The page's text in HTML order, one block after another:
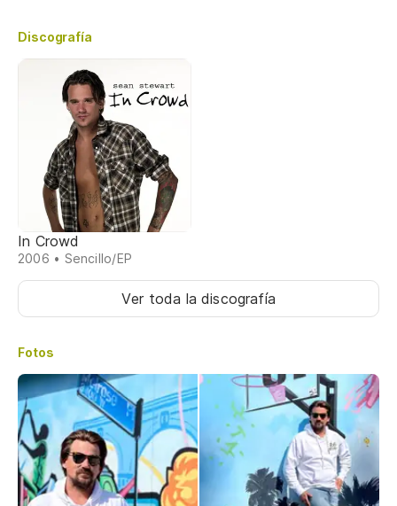
Discografía
In Crowd
2006 • Sencillo/EP
Ver toda la discografía
Fotos